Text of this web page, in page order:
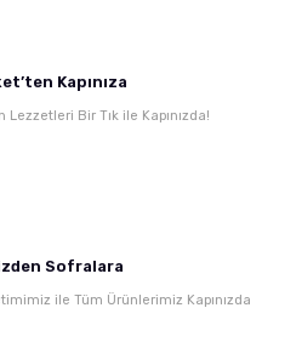
Kapınıza
Bir Tık ile Kapınızda!
Sofralara
ile Tüm Ürünlerimiz Kapınızda